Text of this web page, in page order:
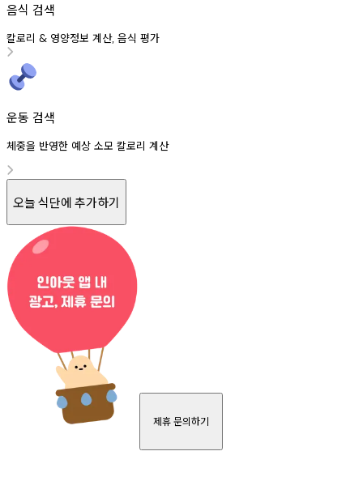
음식 검색
칼로리 & 영양정보 계산, 음식 평가
운동 검색
체중을 반영한 예상 소모 칼로리 계산
오늘 식단에 추가하기
제휴 문의하기